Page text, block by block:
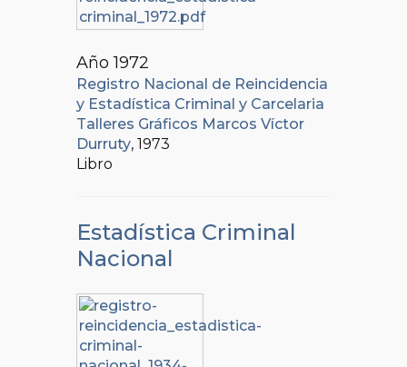
Año 1972
Registro Nacional de Reincidencia
y Estadística Criminal y Carcelaria
Talleres Gráficos Marcos Víctor
Durruty, 1973
Libro
Estadística Criminal
Nacional